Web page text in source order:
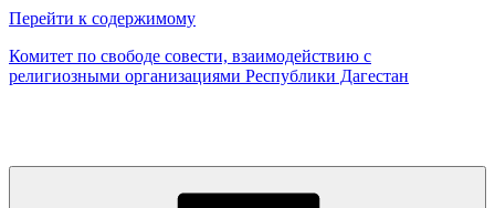
Перейти к содержимому
Комитет по свободе совести, взаимодействию с
религиозными организациями Республики Дагестан